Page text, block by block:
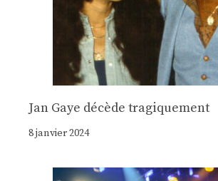
Jan Gaye décède tragiquement
8 janvier 2024